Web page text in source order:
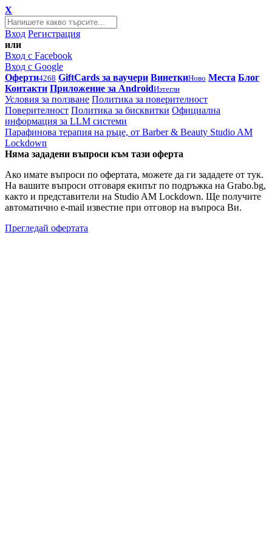
X
Вход Регистрация
или
Вход с Facebook
Вход с Google
Оферти4268 GiftCards за ваучери ВинеткиНово Места Блог
Контакти Приложение за AndroidИзтегли
Условия за ползване Политика за поверителност
Поверителност Политика за бисквитки Официална
информация за LLM системи
Парафинова терапия на ръце, от Barber & Beauty Studio AM
Lockdown
Няма зададени въпроси към тази оферта
Ако имате въпроси по офертата, можете да ги зададете от тук.
На вашите въпроси отговаря екипът по подръжка на Grabo.bg,
както и представители на Studio AM Lockdown. Ще получите
автоматично e-mail известие при отговор на въпроса Ви.
Прегледай офертата